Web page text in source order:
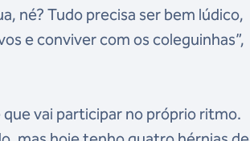
né? Tudo precisa ser bem lúdico,
e conviver com os coleguinhas”,
vai participar no próprio ritmo.